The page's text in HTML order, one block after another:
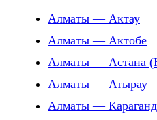
Алматы — Актау
Алматы — Актобе
Алматы — Астана
Алматы — Атырау
Алматы —